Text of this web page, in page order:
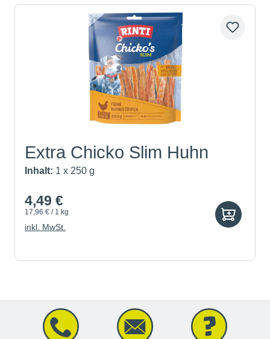
Extra Chicko Slim Huhn
Inhalt: 1 x 250 g
4,49 €
17,96 € / 1 kg
inkl. MwSt.